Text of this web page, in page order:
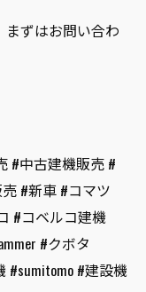
ずはお問い合わ
#中古建機販売 #
#新車 #コマツ
#コベルコ建機
#クボタ
#sumitomo #建設機